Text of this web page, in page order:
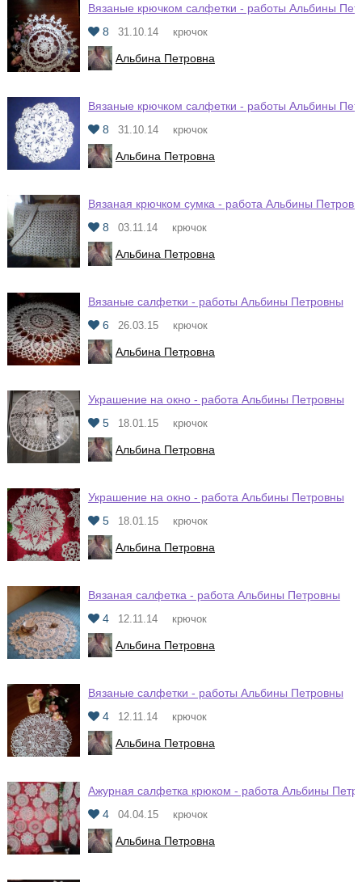
Вязаные крючком салфетки - работы Альбины
8
31.10.14 крючок
Альбина Петровна
Вязаные крючком салфетки - работы Альбины
8
31.10.14 крючок
Альбина Петровна
Вязаная крючком сумка - работа Альбины
8
03.11.14 крючок
Альбина Петровна
Вязаные салфетки - работы Альбины Петровны
6
26.03.15 крючок
Альбина Петровна
Украшение на окно - работа Альбины Петровны
5
18.01.15 крючок
Альбина Петровна
Украшение на окно - работа Альбины Петровны
5
18.01.15 крючок
Альбина Петровна
Вязаная салфетка - работа Альбины Петровны
4
12.11.14 крючок
Альбина Петровна
Вязаные салфетки - работы Альбины Петровны
4
12.11.14 крючок
Альбина Петровна
Ажурная салфетка крюком - работа Альбины
4
04.04.15 крючок
Альбина Петровна